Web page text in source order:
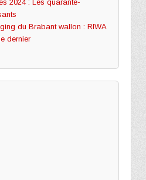
2024 : Les quarante-
du Brabant wallon : RIWA
dernier